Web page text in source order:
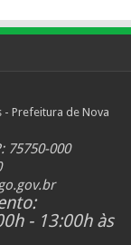
Prefeitura de Nova
75750-000
- 13:00h às